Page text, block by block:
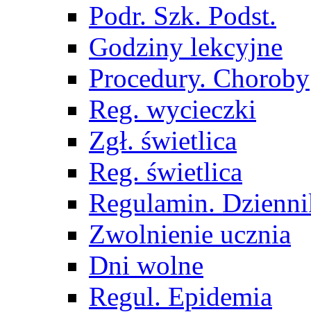
Podr. Szk. Podst.
Godziny lekcyjne
Procedury. Choroby
Reg. wycieczki
Zgł. świetlica
Reg. świetlica
Regulamin.
Zwolnienie ucznia
Dni wolne
Regul. Epidemia